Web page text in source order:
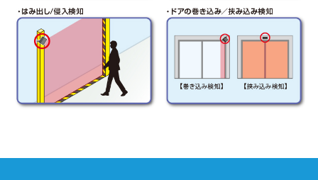
エリア設定タイプ
UAM-05LECA-T301